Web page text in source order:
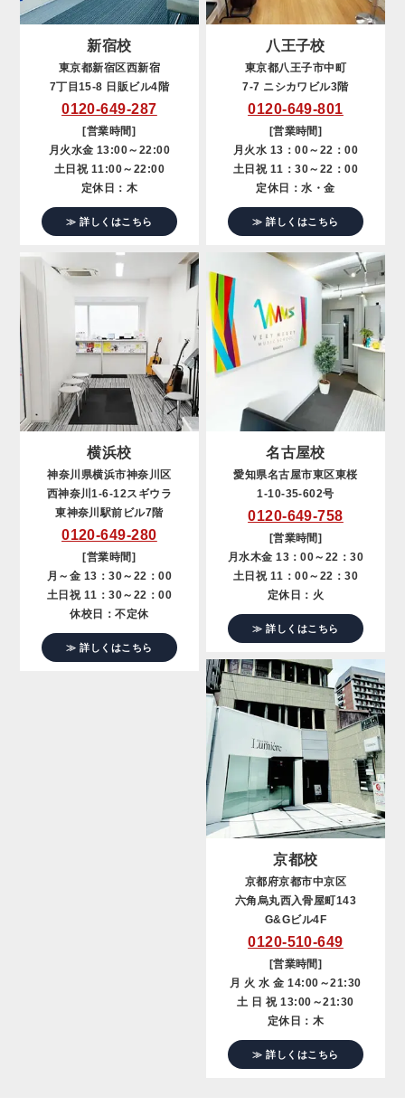
新宿校
東京都新宿区西新宿
7丁目15-8 日販ビル4階
0120-649-287
[営業時間]
月火水金 13:00～22:00
土日祝 11:00～22:00
定休日：木
≫ 詳しくはこちら
八王子校
東京都八王子市中町
7-7 ニシカワビル3階
0120-649-801
[営業時間]
月火水 13：00～22：00
土日祝 11：30～22：00
定休日：水・金
≫ 詳しくはこちら
横浜校
神奈川県横浜市神奈川区
西神奈川1-6-12スギウラ
東神奈川駅前ビル7階
0120-649-280
[営業時間]
月～金 13：30～22：00
土日祝 11：30～22：00
休校日：不定休
≫ 詳しくはこちら
名古屋校
愛知県名古屋市東区東桜
1-10-35-602号
0120-649-758
[営業時間]
月水木金 13：00～22：30
土日祝 11：00～22：30
定休日：火
≫ 詳しくはこちら
京都校
京都府京都市中京区
六角烏丸西入骨屋町143
G&Gビル4F
0120-510-649
[営業時間]
月 火 水 金 14:00～21:30
土 日 祝 13:00～21:30
定休日：木
≫ 詳しくはこちら